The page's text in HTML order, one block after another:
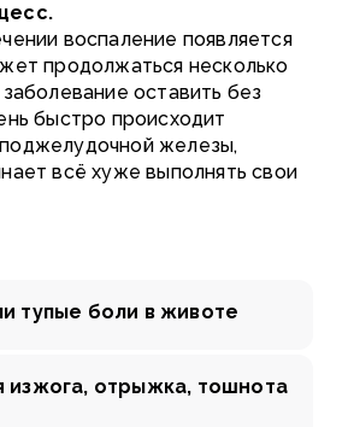
воспаление появляется
продолжаться несколько
оставить без
быстро происходит
железы,
всё хуже выполнять свои
тупые боли в животе
изжога, отрыжка, тошнота